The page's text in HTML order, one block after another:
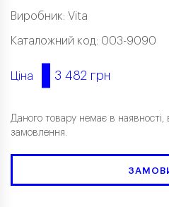
Виробник: Vita
Каталожний код: 003-9090
Ціна 3 482 грн
Даного товару немає в наявності,
замовлення.